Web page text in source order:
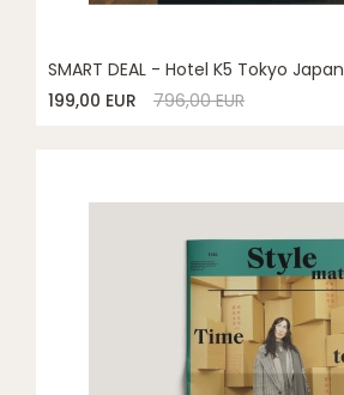
SMART DEAL - Hotel K5 Tokyo Japan
199,00 EUR
796,00 EUR